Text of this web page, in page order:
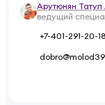
Арутюнян Татул
ведущий
+7-401-291-20-18